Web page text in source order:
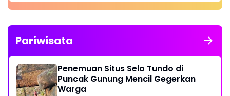
Pariwisata
Penemuan Situs Selo Tundo di
Puncak Gunung Mencil Gegerkan
Warga